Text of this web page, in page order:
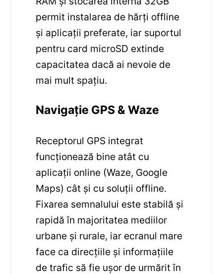
permit instalarea de hărți offline
și aplicații preferate, iar suportul
pentru card microSD extinde
capacitatea dacă ai nevoie de
mai mult spațiu.
Navigație GPS & Waze
Receptorul GPS integrat
funcționează bine atât cu
aplicații online (Waze, Google
Maps) cât și cu soluții offline.
Fixarea semnalului este stabilă și
rapidă în majoritatea mediilor
urbane și rurale, iar ecranul mare
face ca direcțiile și informațiile
de trafic să fie ușor de urmărit în